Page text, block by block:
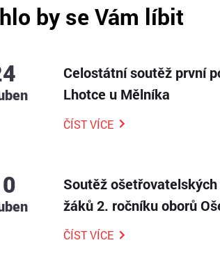
by se Vám líbit
Celostátní soutěž první
Lhotce u Mělníka
ČÍST VÍCE
Soutěž
žáků 2. ročníku oborů
ČÍST VÍCE